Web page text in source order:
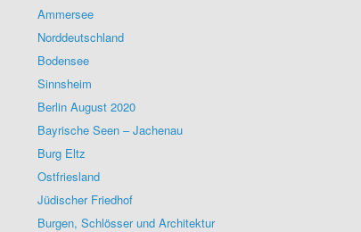
Ammersee
Norddeutschland
Bodensee
Sinnsheim
Berlin August 2020
Bayrische Seen – Jachenau
Burg Eltz
Ostfriesland
Jüdischer Friedhof
Burgen, Schlösser und Architektur